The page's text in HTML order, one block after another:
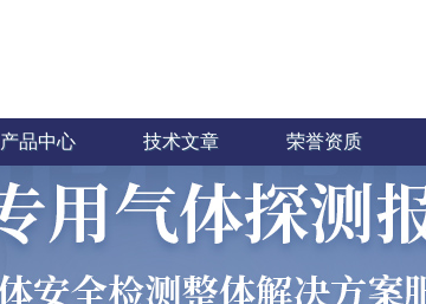
产品中心 技术文章 荣誉资质